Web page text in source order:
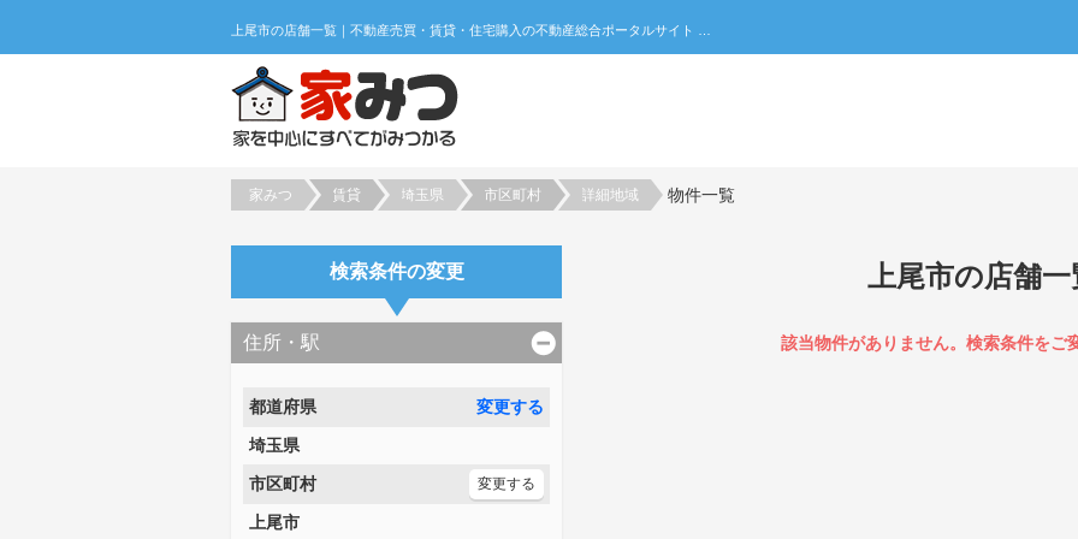
家みつ 賃貸 埼玉県 市区町村 詳細地域 物件一覧
検索条件の変更
住所・駅
都道府県
変更する
埼玉県
市区町村
変更する
上尾市
上尾市の店舗一
該当物件がありません。検索条件をご